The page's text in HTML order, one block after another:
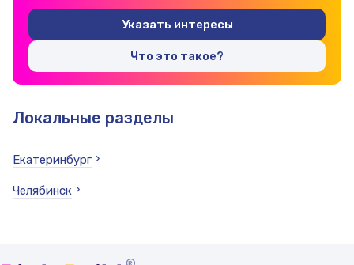
Указать интересы
Что это такое?
Локальные разделы
Екатеринбург
Челябинск